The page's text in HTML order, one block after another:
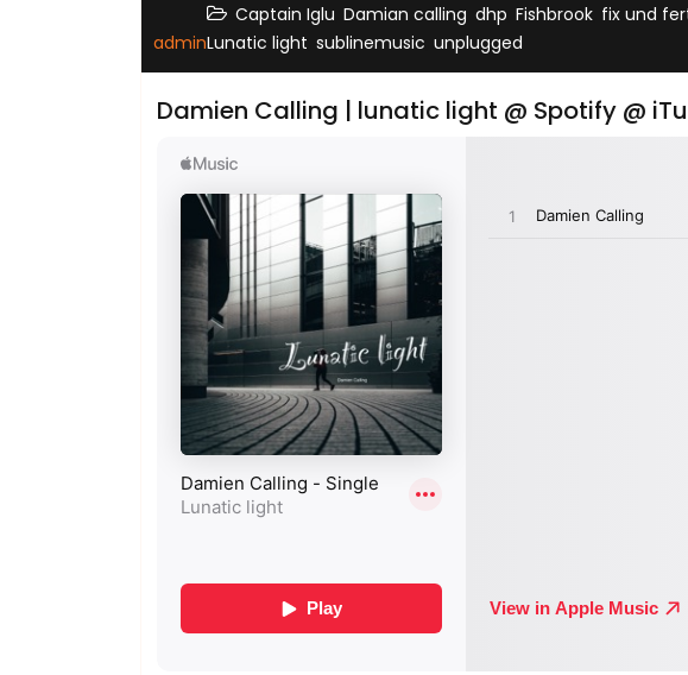
admin
Captain Iglu Damian calling dhp Fishbrook fix und
Lunatic light sublinemusic unplugged
Damien Calling | lunatic light @ Spotify @